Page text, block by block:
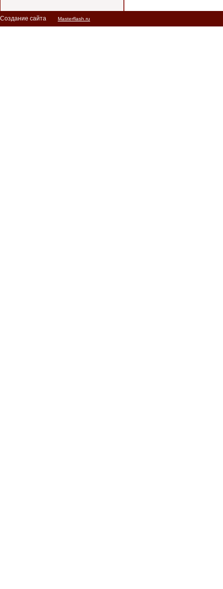
Создание сайта Masterflash.ru